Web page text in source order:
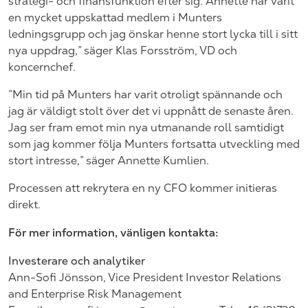
en mycket uppskattad medlem i Munters
ledningsgrupp och jag önskar henne stort lycka till i sitt
nya uppdrag,” säger Klas Forsström, VD och
koncernchef.
”Min tid på Munters har varit otroligt spännande och
jag är väldigt stolt över det vi uppnått de senaste åren.
Jag ser fram emot min nya utmanande roll samtidigt
som jag kommer följa Munters fortsatta utveckling med
stort intresse,” säger Annette Kumlien.
Processen att rekrytera en ny CFO kommer initieras
direkt.
För mer information, vänligen kontakta:
Investerare och analytiker
Ann-Sofi Jönsson, Vice President Investor Relations
and Enterprise Risk Management